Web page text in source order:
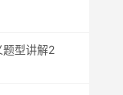
题型讲解2